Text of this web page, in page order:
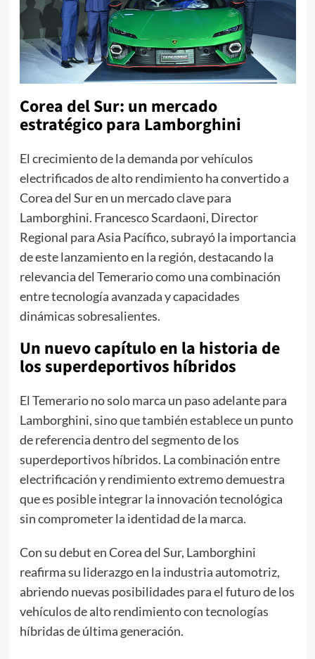
Corea del Sur: un mercado
estratégico para Lamborghini
El crecimiento de la demanda por vehículos
electrificados de alto rendimiento ha convertido a
Corea del Sur en un mercado clave para
Lamborghini. Francesco Scardaoni, Director
Regional para Asia Pacífico, subrayó la importancia
de este lanzamiento en la región, destacando la
relevancia del Temerario como una combinación
entre tecnología avanzada y capacidades
dinámicas sobresalientes.
Un nuevo capítulo en la historia de
los superdeportivos híbridos
El Temerario no solo marca un paso adelante para
Lamborghini, sino que también establece un punto
de referencia dentro del segmento de los
superdeportivos híbridos. La combinación entre
electrificación y rendimiento extremo demuestra
que es posible integrar la innovación tecnológica
sin comprometer la identidad de la marca.
Con su debut en Corea del Sur, Lamborghini
reafirma su liderazgo en la industria automotriz,
abriendo nuevas posibilidades para el futuro de los
vehículos de alto rendimiento con tecnologías
híbridas de última generación.